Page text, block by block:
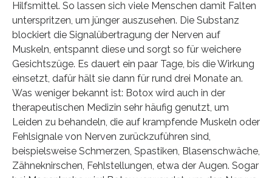
Hilfsmittel. So lassen sich viele Menschen damit Falten
unterspritzen, um jünger auszusehen. Die Substanz
blockiert die Signalübertragung der Nerven auf
Muskeln, entspannt diese und sorgt so für weichere
Gesichtszüge. Es dauert ein paar Tage, bis die Wirkung
einsetzt, dafür hält sie dann für rund drei Monate an.
Was weniger bekannt ist: Botox wird auch in der
therapeutischen Medizin sehr häufig genutzt, um
Leiden zu behandeln, die auf krampfende Muskeln oder
Fehlsignale von Nerven zurückzuführen sind,
beispielsweise Schmerzen, Spastiken, Blasenschwäche,
Zähneknirschen, Fehlstellungen, etwa der Augen. Sogar